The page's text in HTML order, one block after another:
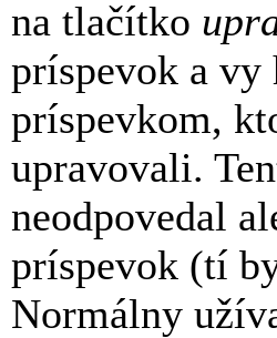
na tlačítko
príspevok a vy
príspevkom,
upravovali.
neodpovedal
príspevok (tí
Normálny